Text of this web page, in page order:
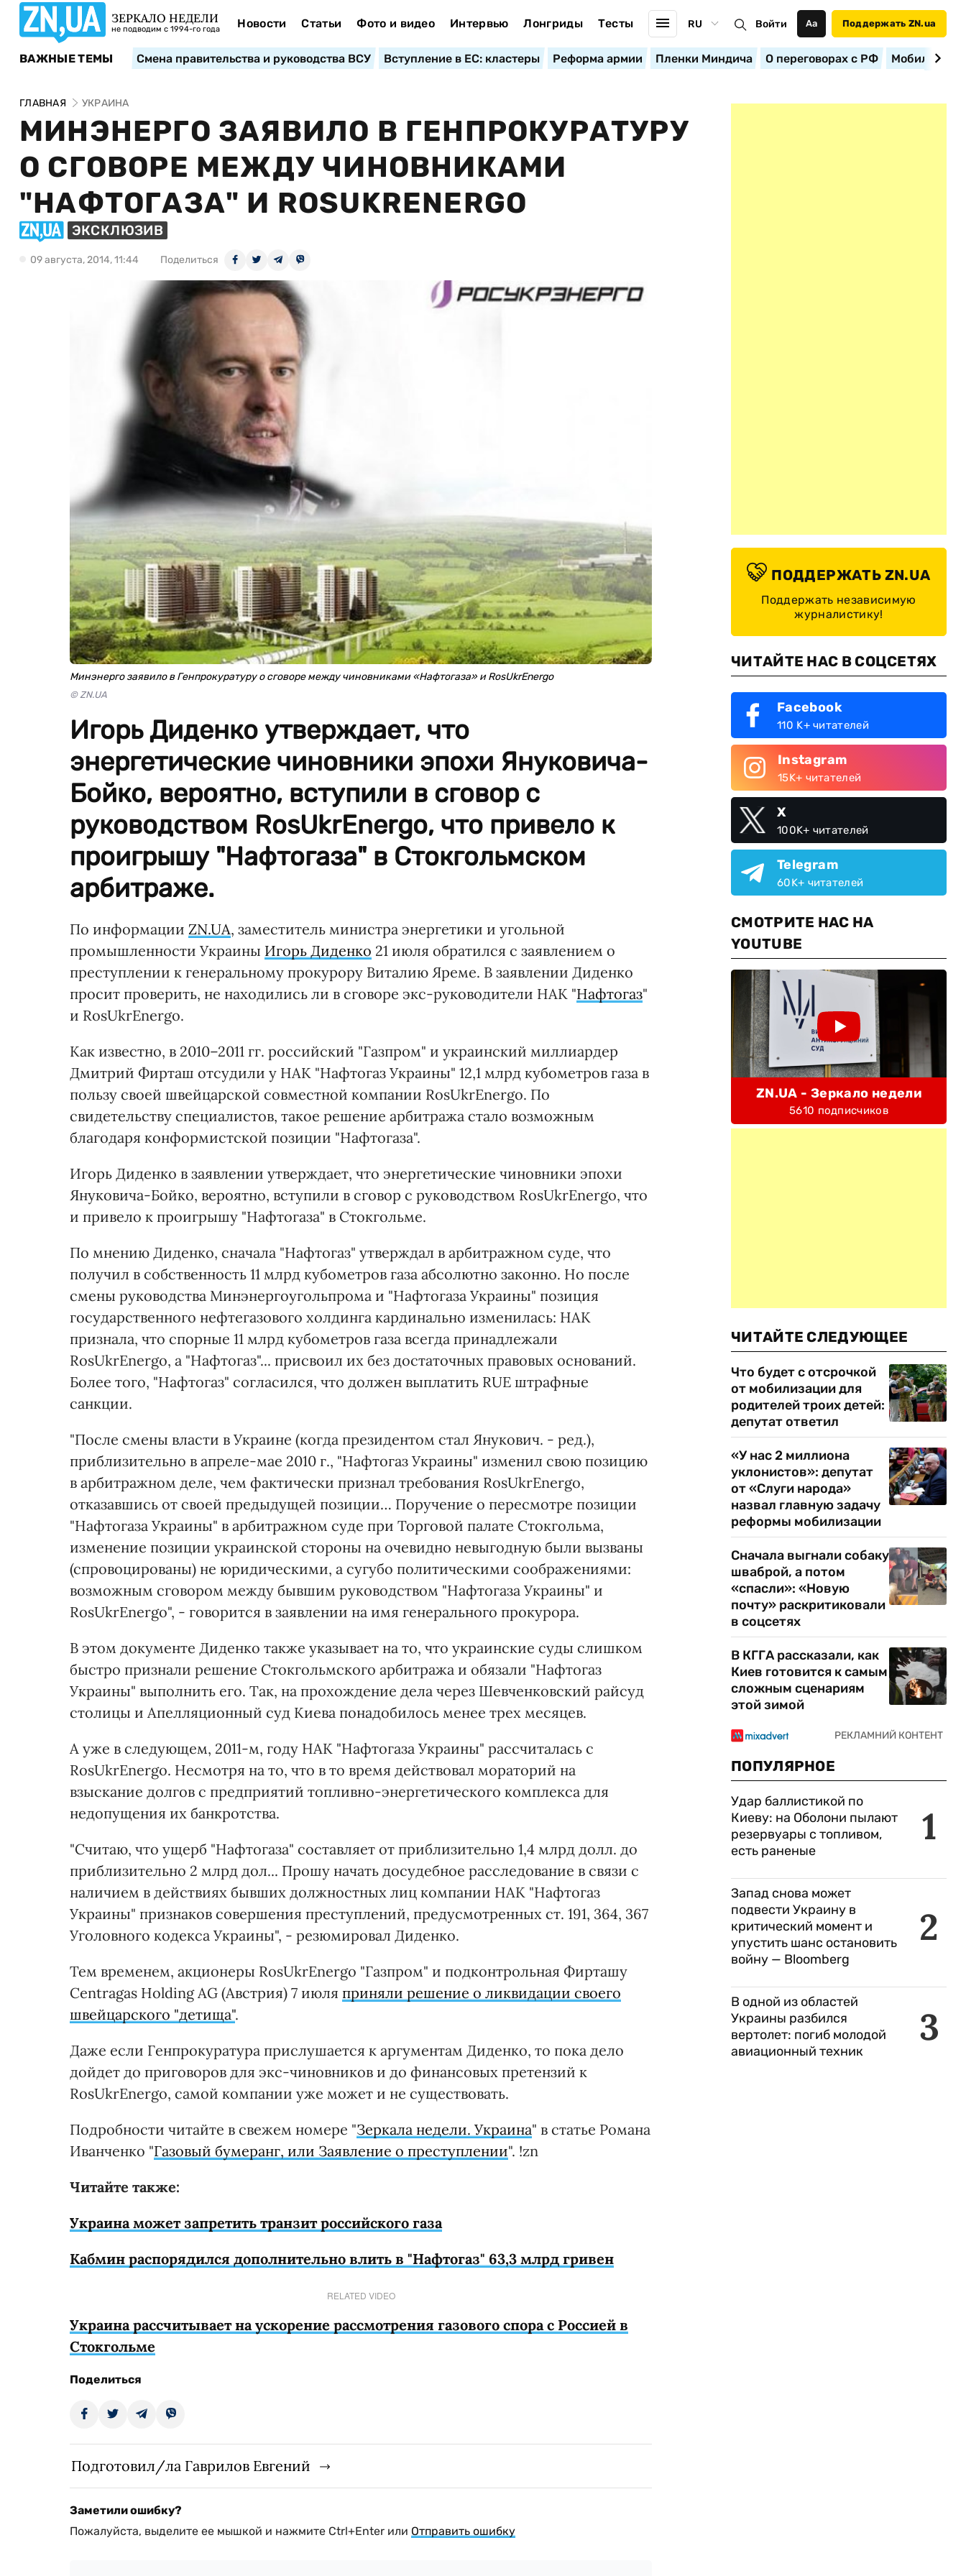
ЗЕРКАЛО НЕДЕЛИ
не подводим с 1994-го года Новости Статьи Фото и видео Интервью Лонгриды Тесты RU Войти Аа Поддержать ZN.ua
ВАЖНЫЕ ТЕМЫ Смена правительства и руководства ВСУ Вступление в ЕС: кластеры Реформа армии Пленки Миндича О переговорах с РФ
ГЛАВНАЯ УКРАИНА
МИНЭНЕРГО ЗАЯВИЛО В ГЕНПРОКУРАТУРУ
О СГОВОРЕ МЕЖДУ ЧИНОВНИКАМИ
"НАФТОГАЗА" И ROSUKRENERGO
ЭКСКЛЮЗИВ
09 августа, 2014, 11:44 Поделиться
Минэнерго заявило в Генпрокуратуру о сговоре между чиновниками «Нафтогаза» и RosUkrEnergo
© ZN.UA
Игорь Диденко утверждает, что
энергетические чиновники эпохи Януковича-
Бойко, вероятно, вступили в сговор с
руководством RosUkrEnergo, что привело к
проигрышу "Нафтогаза" в Стокгольмском
арбитраже.
По информации ZN.UA, заместитель министра энергетики и угольной
промышленности Украины Игорь Диденко 21 июля обратился с заявлением о
преступлении к генеральному прокурору Виталию Яреме. В заявлении Диденко
просит проверить, не находились ли в сговоре экс-руководители НАК "Нафтогаз"
и RosUkrEnergo.
Как известно, в 2010–2011 гг. российский "Газпром" и украинский миллиардер
Дмитрий Фирташ отсудили у НАК "Нафтогаз Украины" 12,1 млрд кубометров газа в
пользу своей швейцарской совместной компании RosUkrEnergo. По
свидетельству специалистов, такое решение арбитража стало возможным
благодаря конформистской позиции "Нафтогаза".
Игорь Диденко в заявлении утверждает, что энергетические чиновники эпохи
Януковича-Бойко, вероятно, вступили в сговор с руководством RosUkrEnergo, что
и привело к проигрышу "Нафтогаза" в Стокгольме.
По мнению Диденко, сначала "Нафтогаз" утверждал в арбитражном суде, что
получил в собственность 11 млрд кубометров газа абсолютно законно. Но после
смены руководства Минэнергоугольпрома и "Нафтогаза Украины" позиция
государственного нефтегазового холдинга кардинально изменилась: НАК
признала, что спорные 11 млрд кубометров газа всегда принадлежали
RosUkrEnergo, а "Нафтогаз"... присвоил их без достаточных правовых оснований.
Более того, "Нафтогаз" согласился, что должен выплатить RUE штрафные
санкции.
"После смены власти в Украине (когда президентом стал Янукович. - ред.),
приблизительно в апреле-мае 2010 г., "Нафтогаз Украины" изменил свою позицию
в арбитражном деле, чем фактически признал требования RosUkrEnergo,
отказавшись от своей предыдущей позиции… Поручение о пересмотре позиции
"Нафтогаза Украины" в арбитражном суде при Торговой палате Стокгольма,
изменение позиции украинской стороны на очевидно невыгодную были вызваны
(спровоцированы) не юридическими, а сугубо политическими соображениями:
возможным сговором между бывшим руководством "Нафтогаза Украины" и
RosUkrEnergo", - говорится в заявлении на имя генерального прокурора.
В этом документе Диденко также указывает на то, что украинские суды слишком
быстро признали решение Стокгольмского арбитража и обязали "Нафтогаз
Украины" выполнить его. Так, на прохождение дела через Шевченковский райсуд
столицы и Апелляционный суд Киева понадобилось менее трех месяцев.
А уже в следующем, 2011-м, году НАК "Нафтогаза Украины" рассчиталась с
RosUkrEnergo. Несмотря на то, что в то время действовал мораторий на
взыскание долгов с предприятий топливно-энергетического комплекса для
недопущения их банкротства.
"Считаю, что ущерб "Нафтогаза" составляет от приблизительно 1,4 млрд долл. до
приблизительно 2 млрд дол... Прошу начать досудебное расследование в связи с
наличием в действиях бывших должностных лиц компании НАК "Нафтогаз
Украины" признаков совершения преступлений, предусмотренных ст. 191, 364, 367
Уголовного кодекса Украины", - резюмировал Диденко.
Тем временем, акционеры RosUkrEnergo "Газпром" и подконтрольная Фирташу
Centragas Holding AG (Австрия) 7 июля приняли решение о ликвидации своего
швейцарского "детища".
Даже если Генпрокуратура прислушается к аргументам Диденко, то пока дело
дойдет до приговоров для экс-чиновников и до финансовых претензий к
RosUkrEnergo, самой компании уже может и не существовать.
Подробности читайте в свежем номере "Зеркала недели. Украина" в статье Романа
Иванченко "Газовый бумеранг, или Заявление о преступлении". !zn
Читайте также:
Украина может запретить транзит российского газа
Кабмин распорядился дополнительно влить в "Нафтогаз" 63,3 млрд гривен
RELATED VIDEO
Украина рассчитывает на ускорение рассмотрения газового спора с Россией в
Стокгольме
Поделиться
Подготовил/ла Гаврилов Евгений
Заметили ошибку?
Пожалуйста, выделите ее мышкой и нажмите Ctrl+Enter или Отправить ошибку
ПОДДЕРЖАТЬ ZN.UA
Поддержать независимую
журналистику!
ЧИТАЙТЕ НАС В СОЦСЕТЯХ
Facebook
110 K+ читателей
Instagram
15K+ читателей
X
100K+ читателей
Telegram
60K+ читателей
СМОТРИТЕ НАС НА
YOUTUBE
ZN.UA - Зеркало недели
5610 подписчиков
ЧИТАЙТЕ СЛЕДУЮЩЕЕ
Что будет с отсрочкой
от мобилизации для
родителей троих детей:
депутат ответил
«У нас 2 миллиона
уклонистов»: депутат
от «Слуги народа»
назвал главную задачу
реформы мобилизации
Сначала выгнали собаку
шваброй, а потом
«спасли»: «Новую
почту» раскритиковали
в соцсетях
В КГГА рассказали, как
Киев готовится к самым
сложным сценариям
этой зимой
ПОПУЛЯРНОЕ
1
Удар баллистикой по
Киеву: на Оболони пылают
резервуары с топливом,
есть раненые
2
Запад снова может
подвести Украину в
критический момент и
упустить шанс остановить
войну — Bloomberg
3
В одной из областей
Украины разбился
вертолет: погиб молодой
авиационный техник